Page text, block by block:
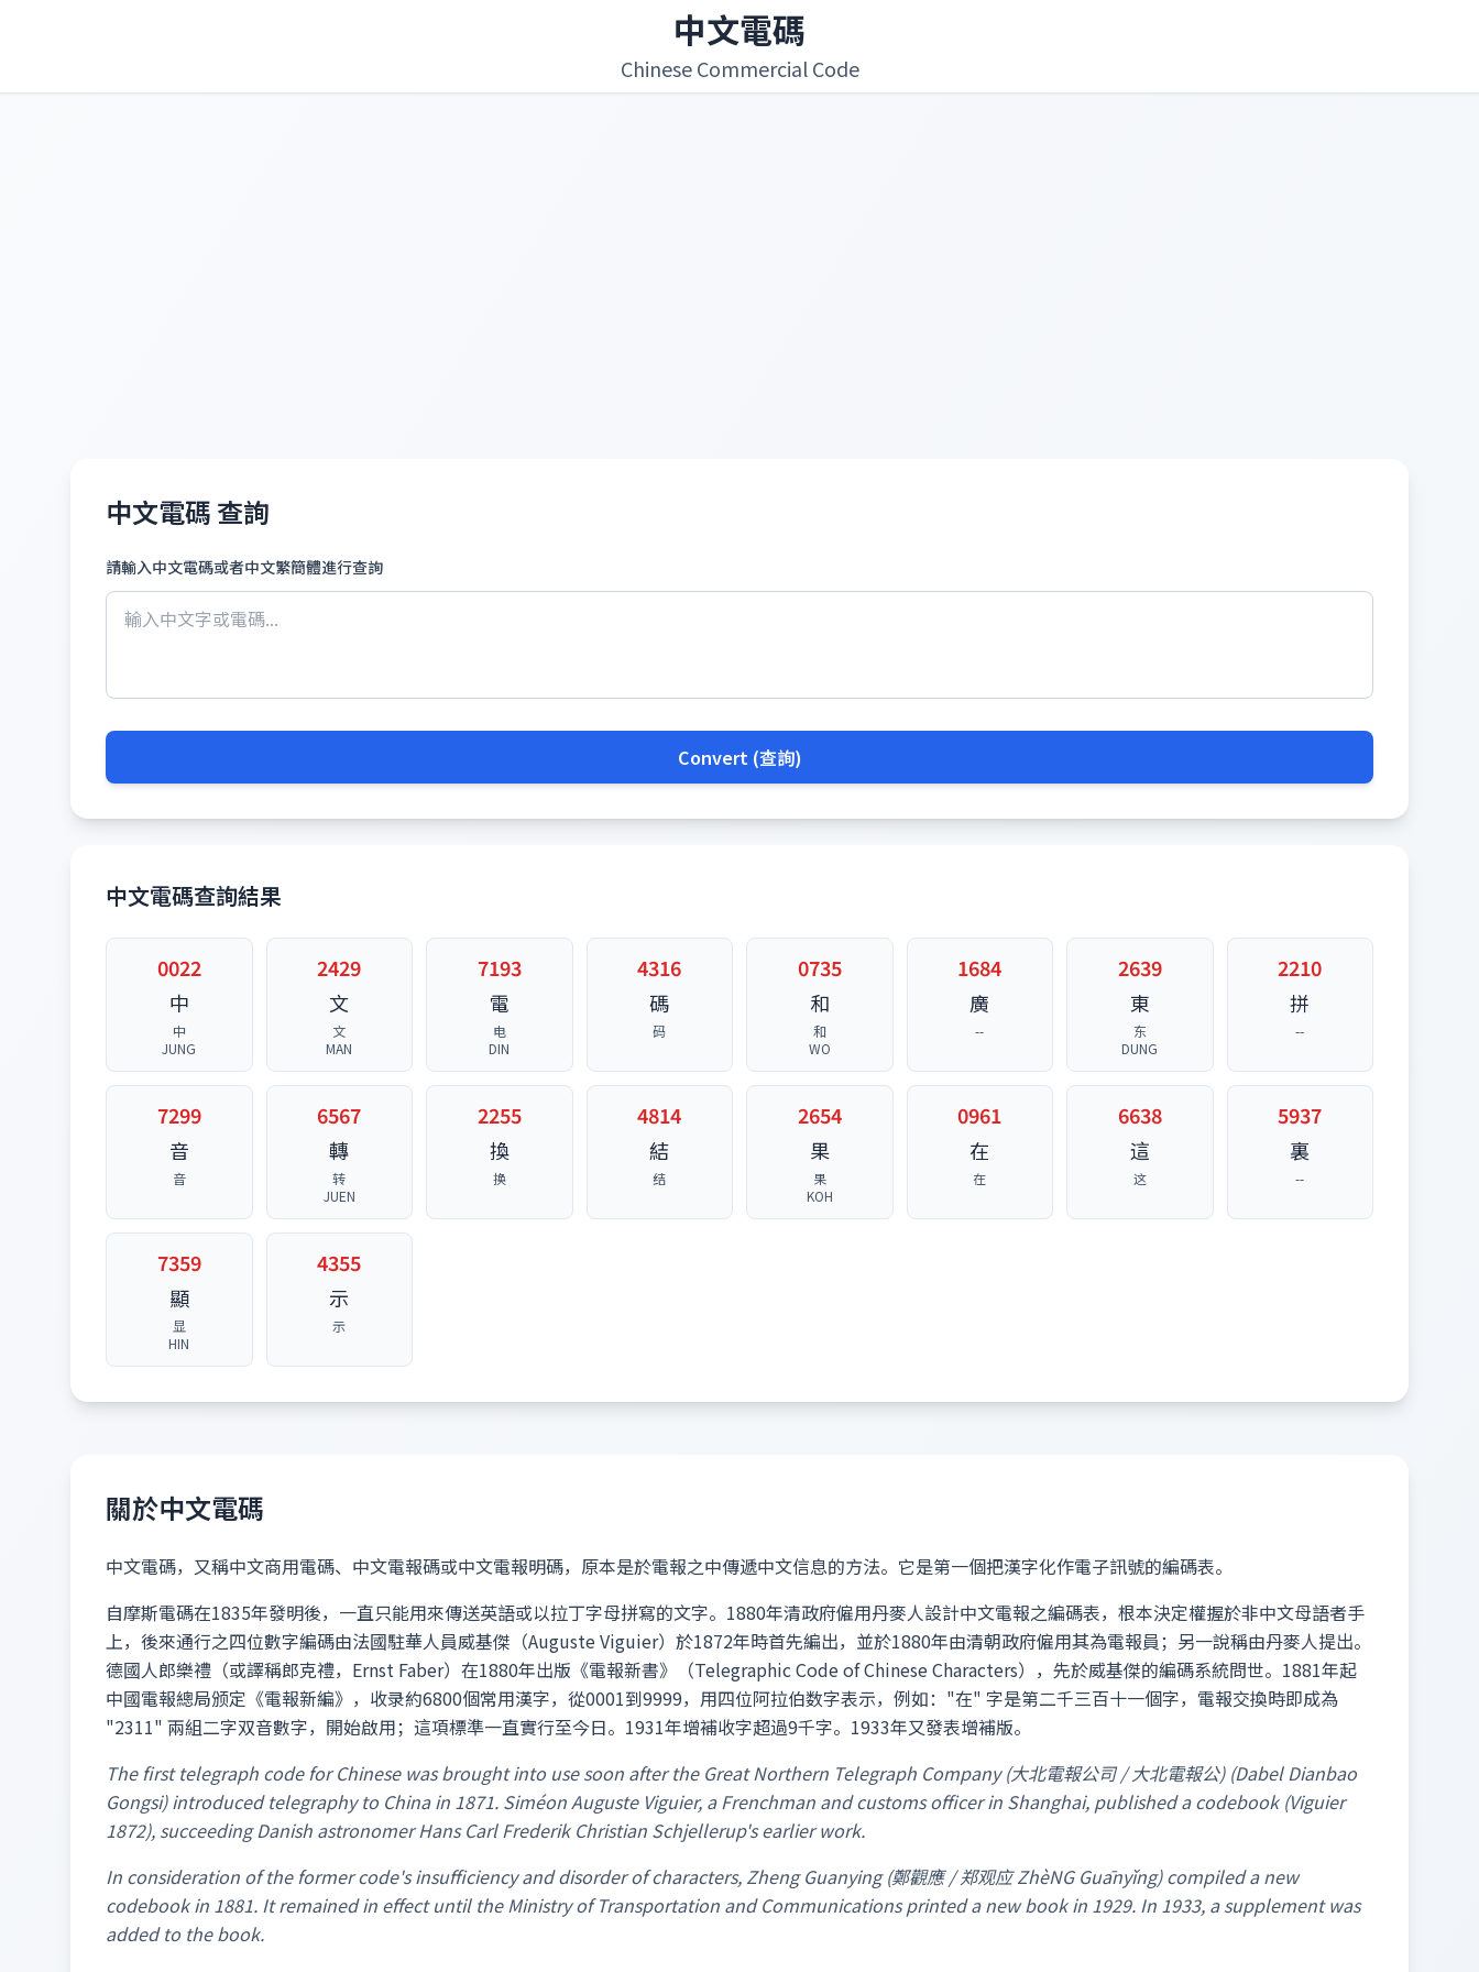
中文電碼
Chinese Commercial Code
中文電碼 查詢
請輸入中文電碼或者中文繁簡體進行查詢
Convert (查詢)
中文電碼查詢結果
0022
中
中
JUNG
2429
文
文
MAN
7193
電
电
DIN
4316
碼
码
0735
和
和
WO
1684
廣
--
2639
東
东
DUNG
2210
拼
--
7299
音
音
6567
轉
转
JUEN
2255
換
换
4814
結
结
2654
果
果
KOH
0961
在
在
6638
這
这
5937
裏
--
7359
顯
显
HIN
4355
示
示
關於中文電碼
中文電碼，又稱中文商用電碼、中文電報碼或中文電報明碼，原本是於電報之中傳遞中文信息的方法。它是第一個把漢字化作電子訊號的編碼表。
自摩斯電碼在1835年發明後，一直只能用來傳送英語或以拉丁字母拼寫的文字。1880年清政府僱用丹麥人設計中文電報之編碼表，根本決定權握於非中文母語者手
上，後來通行之四位數字編碼由法國駐華人員威基傑（Auguste Viguier）於1872年時首先編出，並於1880年由清朝政府僱用其為電報員；另一說稱由丹麥人提出。
德國人郎樂禮（或譯稱郎克禮，Ernst Faber）在1880年出版《電報新書》（Telegraphic Code of Chinese Characters），先於威基傑的編碼系統問世。1881年起
中國電報總局颁定《電報新編》，收录約6800個常用漢字，從0001到9999，用四位阿拉伯数字表示，例如："在" 字是第二千三百十一個字，電報交換時即成為
"2311" 兩組二字双音數字，開始啟用；這項標準一直實行至今日。1931年增補收字超過9千字。1933年又發表增補版。
The first telegraph code for Chinese was brought into use soon after the Great Northern Telegraph Company (大北電報公司 / 大北電報公) (Dabel Dianbao
Gongsi) introduced telegraphy to China in 1871. Siméon Auguste Viguier, a Frenchman and customs officer in Shanghai, published a codebook (Viguier
1872), succeeding Danish astronomer Hans Carl Frederik Christian Schjellerup's earlier work.
In consideration of the former code's insufficiency and disorder of characters, Zheng Guanying (鄭觀應 / 郑观应 ZhèNG Guānyǐng) compiled a new
codebook in 1881. It remained in effect until the Ministry of Transportation and Communications printed a new book in 1929. In 1933, a supplement was
added to the book.